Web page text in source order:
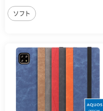
ソフト